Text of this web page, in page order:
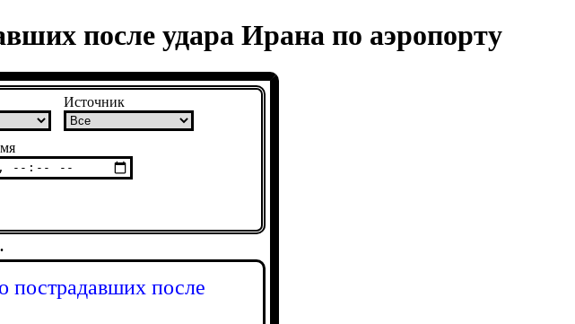
после удара Ирана по аэропорту
Источник
после